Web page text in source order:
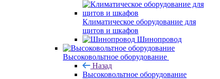
Климатическое оборудование для
щитов и шкафов
Шинопровод
Высоковольтное оборудование
Назад
Высоковольтное оборудование